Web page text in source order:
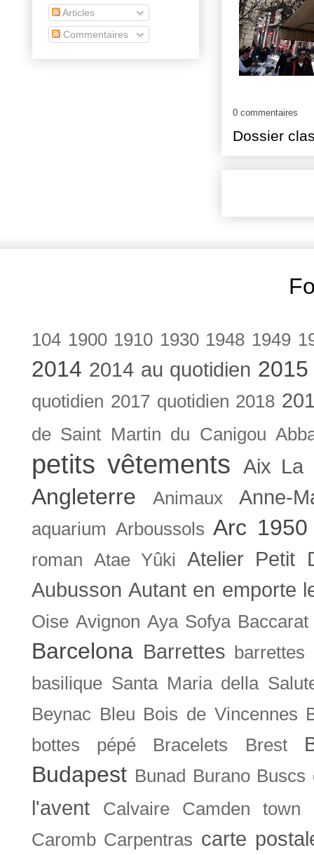
0 commentaires
Dossier
Articles
Commentaires
104 1900 1910 1930 1948 1949
2014 2014 au quotidien
quotidien 2017 quotidien 2018
de Saint Martin du Canigou
petits vêtements Aix La
Angleterre Animaux Anne-
aquarium Arboussols Arc 1950
roman Atae Yûki
Atelier Petit
Aubusson Autant en emporte
Oise Avignon Aya Sofya Baccarat
Barcelona Barrettes
basilique Santa Maria della
Beynac Bleu Bois de Vincennes
bottes pépé
Bracelets Brest
Budapest Bunad Burano Buscs
l'avent Calvaire Camden town
Caromb Carpentras carte